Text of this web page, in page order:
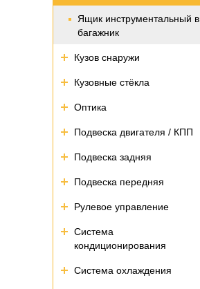
Ящик инструментальный в
багажник
Кузов снаружи
Кузовные стёкла
Оптика
Подвеска двигателя / КПП
Подвеска задняя
Подвеска передняя
Рулевое управление
Система
кондиционирования
Система охлаждения